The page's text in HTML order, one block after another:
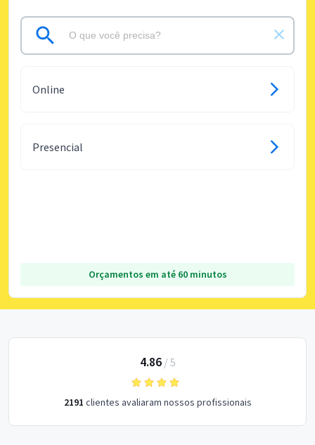
Online
Presencial
Orçamentos em até 60 minutos
4.86/ 5
2191 clientes avaliaram nossos profissionais